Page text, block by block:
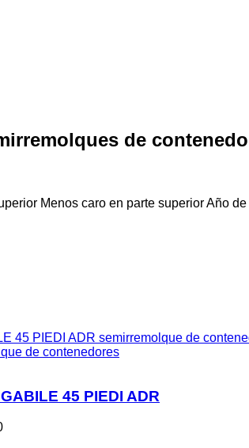
de
Menos caro en parte superiorAño
de contenedores
45 PIEDI ADR